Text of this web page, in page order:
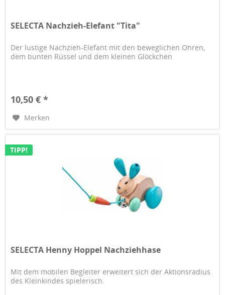
SELECTA Nachzieh-Elefant "Tita"
Der lustige Nachzieh-Elefant mit den beweglichen Ohren,
dem bunten Rüssel und dem kleinen Glöckchen
10,50 € *
Merken
TIPP!
SELECTA Henny Hoppel Nachziehhase
Mit dem mobilen Begleiter erweitert sich der Aktionsradius
des Kleinkindes spielerisch.